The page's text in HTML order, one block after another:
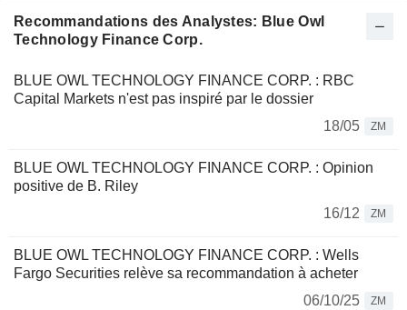
Recommandations des Analystes: Blue Owl
Technology Finance Corp.
BLUE OWL TECHNOLOGY FINANCE CORP. : RBC
Capital Markets n'est pas inspiré par le dossier
18/05
ZM
BLUE OWL TECHNOLOGY FINANCE CORP. : Opinion
positive de B. Riley
16/12
ZM
BLUE OWL TECHNOLOGY FINANCE CORP. : Wells
Fargo Securities relève sa recommandation à acheter
06/10/25
ZM